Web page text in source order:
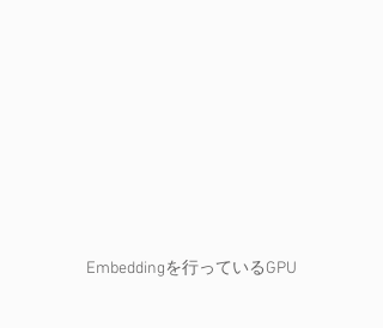
Embeddingを行っているGPU